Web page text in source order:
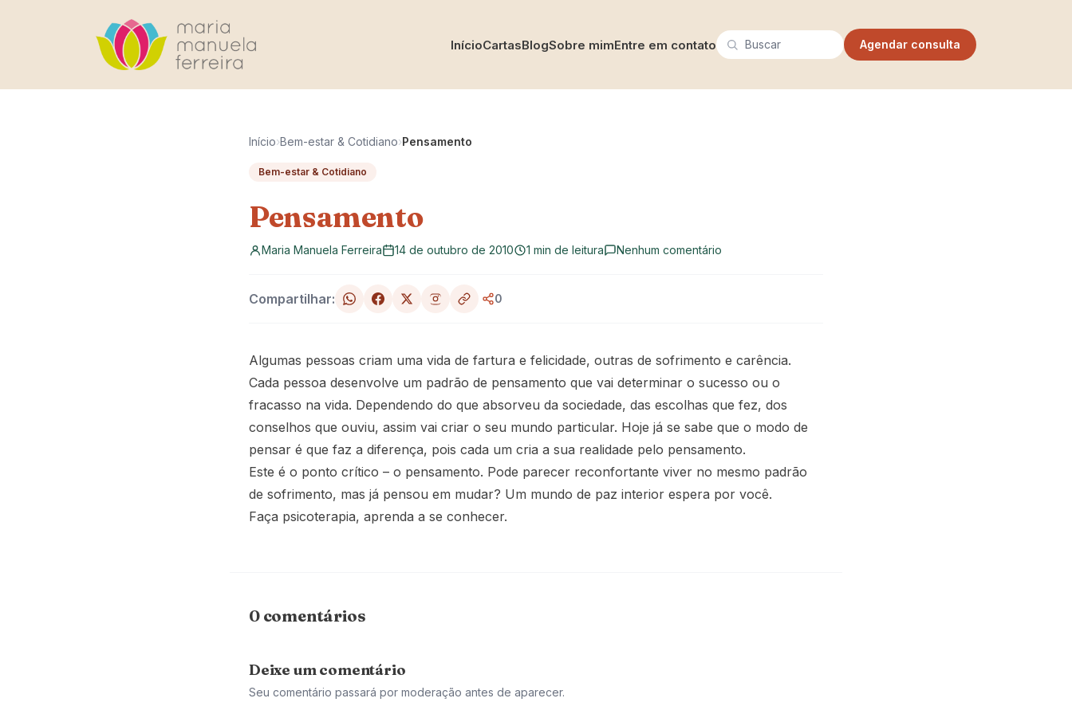
InícioCartasBlogSobre mimEntre em contatoBuscar Agendar consulta
Início›Bem-estar & Cotidiano›Pensamento
Bem-estar & Cotidiano
Pensamento
Maria Manuela Ferreira 14 de outubro de 2010 1 min de leitura Nenhum comentário
Compartilhar: 0
Algumas pessoas criam uma vida de fartura e felicidade, outras de sofrimento e carência.
Cada pessoa desenvolve um padrão de pensamento que vai determinar o sucesso ou o
fracasso na vida. Dependendo do que absorveu da sociedade, das escolhas que fez, dos
conselhos que ouviu, assim vai criar o seu mundo particular. Hoje já se sabe que o modo de
pensar é que faz a diferença, pois cada um cria a sua realidade pelo pensamento.
Este é o ponto crítico – o pensamento. Pode parecer reconfortante viver no mesmo padrão
de sofrimento, mas já pensou em mudar? Um mundo de paz interior espera por você.
Faça psicoterapia, aprenda a se conhecer.
0 comentários
Deixe um comentário
Seu comentário passará por moderação antes de aparecer.